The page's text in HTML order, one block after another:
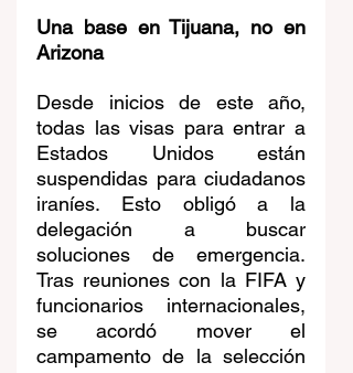
Una base en Tijuana, no en
Arizona
Desde inicios de este año,
todas las visas para entrar a
Estados Unidos están
suspendidas para ciudadanos
iraníes. Esto obligó a la
delegación a buscar
soluciones de emergencia.
Tras reuniones con la FIFA y
funcionarios internacionales,
se acordó mover el
campamento de la selección